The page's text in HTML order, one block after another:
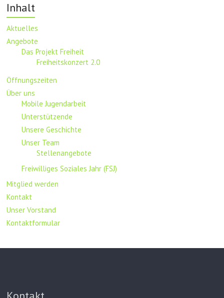
Inhalt
Aktuelles
Angebote
Das Projekt Freiheit
Freiheitskonzert 2.0
Öffnungszeiten
Über uns
Mobile Jugendarbeit
Unterstützende
Unsere Geschichte
Unser Team
Stellenangebote
Freiwilliges Soziales Jahr (FSJ)
Mitglied werden
Kontakt
Unser Vorstand
Kontaktformular